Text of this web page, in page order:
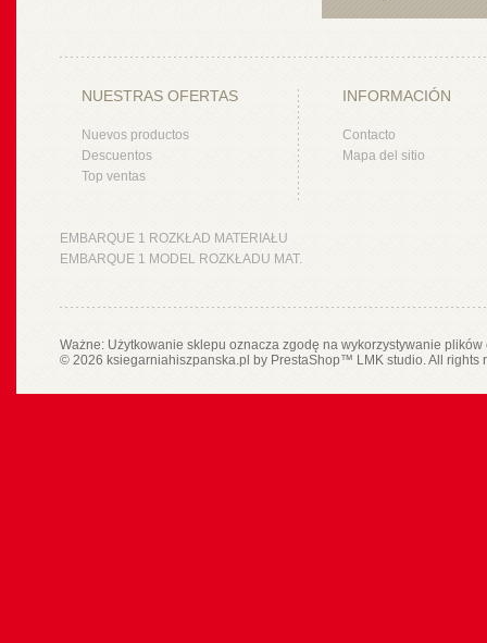
NUESTRAS OFERTAS
Nuevos productos
Descuentos
Top ventas
INFORMACIÓN
Contacto
Mapa del sitio
EMBARQUE 1 ROZKŁAD MATERIAŁU
EMBARQUE 1 MODEL ROZKŁADU MAT.
Ważne: Użytkowanie sklepu oznacza zgodę na wykorzystywanie
© 2026 ksiegarniahiszpanska.pl by PrestaShop™ LMK studio. All rights